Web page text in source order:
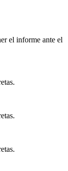
el informe ante el